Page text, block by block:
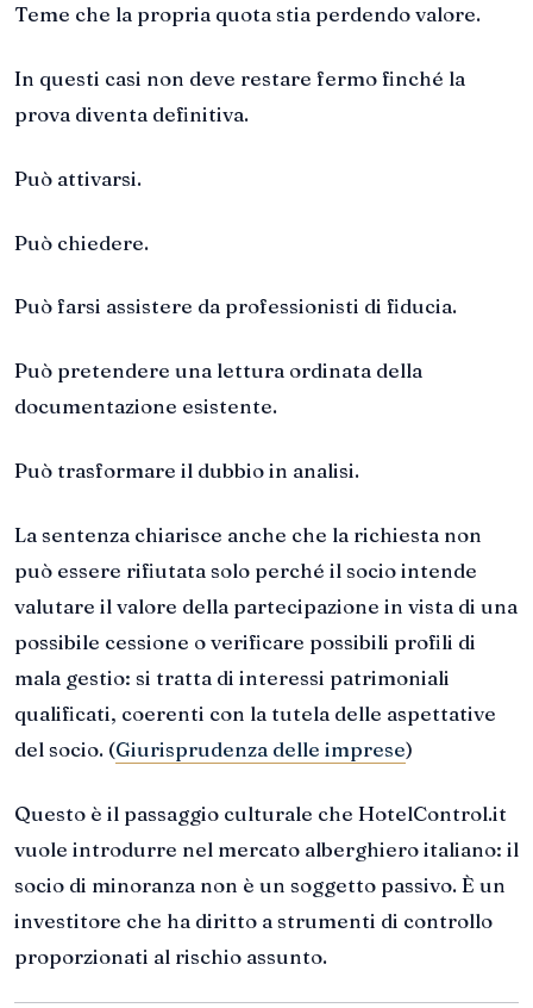
Teme che la propria quota stia perdendo valore.
In questi casi non deve restare fermo finché la
prova diventa definitiva.
Può attivarsi.
Può chiedere.
Può farsi assistere da professionisti di fiducia.
Può pretendere una lettura ordinata della
documentazione esistente.
Può trasformare il dubbio in analisi.
La sentenza chiarisce anche che la richiesta non
può essere rifiutata solo perché il socio intende
valutare il valore della partecipazione in vista di una
possibile cessione o verificare possibili profili di
mala gestio: si tratta di interessi patrimoniali
qualificati, coerenti con la tutela delle aspettative
del socio. (Giurisprudenza delle imprese)
Questo è il passaggio culturale che HotelControl.it
vuole introdurre nel mercato alberghiero italiano: il
socio di minoranza non è un soggetto passivo. È un
investitore che ha diritto a strumenti di controllo
proporzionati al rischio assunto.